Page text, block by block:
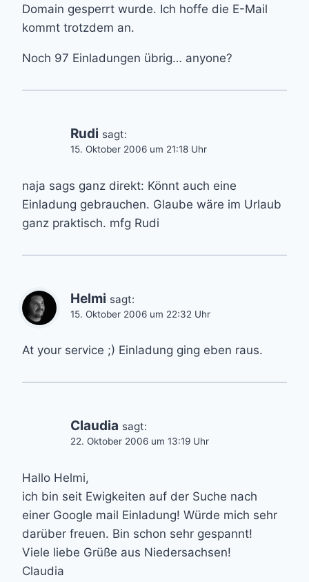
Domain gesperrt wurde. Ich hoffe die E-Mail
kommt trotzdem an.
Noch 97 Einladungen übrig… anyone?
Rudi sagt:
15. Oktober 2006 um 21:18 Uhr
naja sags ganz direkt: Könnt auch eine
Einladung gebrauchen. Glaube wäre im Urlaub
ganz praktisch. mfg Rudi
Helmi sagt:
15. Oktober 2006 um 22:32 Uhr
At your service ;) Einladung ging eben raus.
Claudia sagt:
22. Oktober 2006 um 13:19 Uhr
Hallo Helmi,
ich bin seit Ewigkeiten auf der Suche nach
einer Google mail Einladung! Würde mich sehr
darüber freuen. Bin schon sehr gespannt!
Viele liebe Grüße aus Niedersachsen!
Claudia